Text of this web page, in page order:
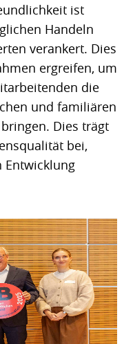
ist
Handeln
verankert. Dies
ergreifen, um
die
und familiären
Dies trägt
bei,
Entwicklung